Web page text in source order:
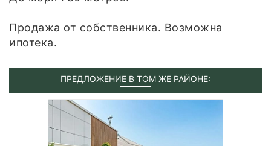
Продажа от собственника. Возможна
ипотека.
ПРЕДЛОЖЕНИЕ В ТОМ ЖЕ РАЙОНЕ: